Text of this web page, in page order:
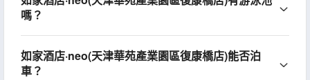
嗎？
如家酒店·neo(天津華苑產業園區復康橋店)能否泊
車？